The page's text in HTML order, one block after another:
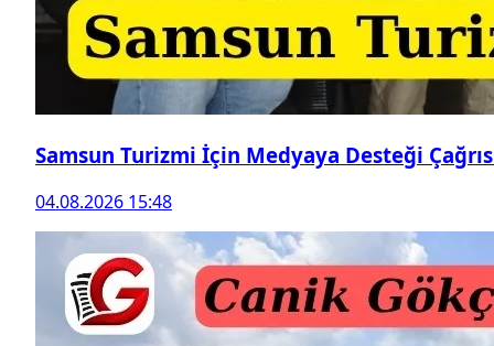
Samsun Turizmi İçin Medyaya Desteği
04.08.2026 15:48